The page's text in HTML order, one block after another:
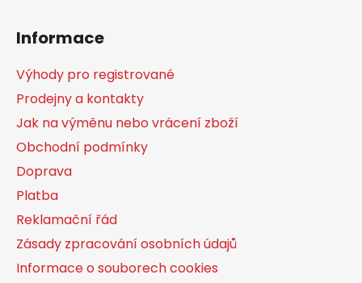
Informace
Výhody pro registrované
Prodejny a kontakty
Jak na výměnu nebo vrácení zboží
Obchodní podmínky
Doprava
Platba
Reklamační řád
Zásady zpracování osobních údajů
Informace o souborech cookies